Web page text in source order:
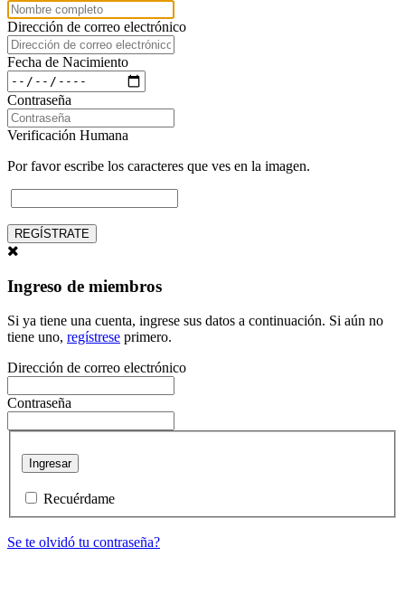
Dirección de correo electrónico
Fecha de Nacimiento
Contraseña
Verificación Humana
Por favor escribe los caracteres que ves en la imagen.
REGÍSTRATE
Ingreso de miembros
Si ya tiene una cuenta, ingrese sus datos a continuación. Si aún no
tiene uno, regístrese primero.
Dirección de correo electrónico
Contraseña
Ingresar
Recuérdame
Se te olvidó tu contraseña?